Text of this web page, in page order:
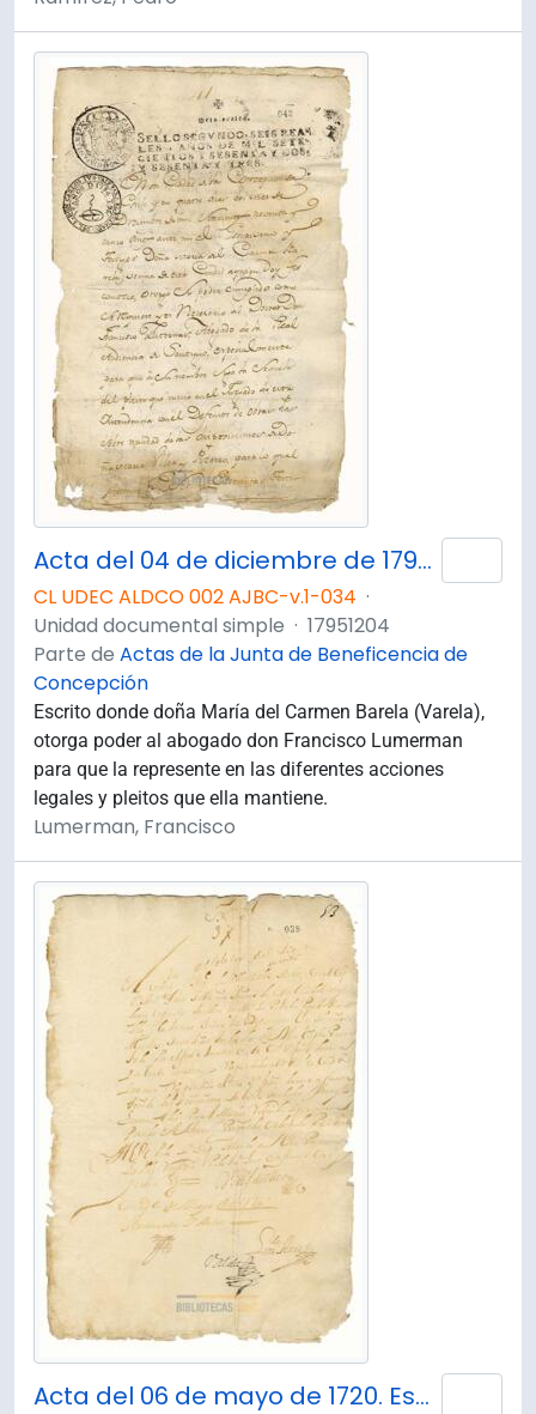
Acta del 04 de diciembre de 1795. Poder que otorga doña María del Carmen Barela al abogado el Dr. Francisco Lumerman.
CL UDEC ALDCO 002 AJBC-v.1-034 ·
Unidad documental simple · 17951204
Parte de Actas de la Junta de Beneficencia de
Concepción
Escrito donde doña María del Carmen Barela (Varela),
otorga poder al abogado don Francisco Lumerman
para que la represente en las diferentes acciones
legales y pleitos que ella mantiene.
Lumerman, Francisco
Acta del 06 de mayo de 1720. Escrito del Molino del Siego [sic]